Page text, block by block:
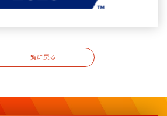
一覧に戻る